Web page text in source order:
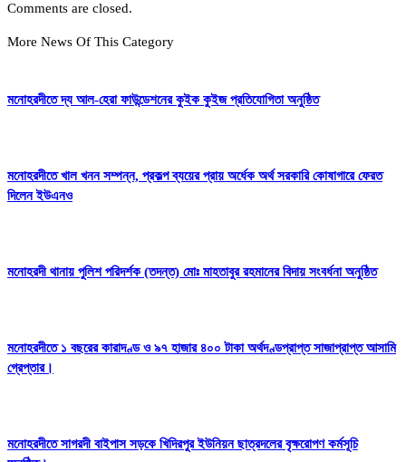
Comments are closed.
More News Of This Category
মনোহরদীতে দ্য আল-হেরা ফাউন্ডেশনের কুইক কুইজ প্রতিযোগিতা অনুষ্ঠিত
মনোহরদীতে খাল খনন সম্পন্ন, প্রকল্প ব্যয়ের প্রায় অর্ধেক অর্থ সরকারি কোষাগারে ফেরত
দিলেন ইউএনও
মনোহরদী থানায় পুলিশ পরিদর্শক (তদন্ত) মোঃ মাহতাবুর রহমানের বিদায় সংবর্ধনা অনুষ্ঠিত
মনোহরদীতে ১ বছরের কারাদণ্ড ও ৯৭ হাজার ৪০০ টাকা অর্থদণ্ডপ্রাপ্ত সাজাপ্রাপ্ত আসামি
গ্রেপ্তার।
মনোহরদীতে সাগরদী বাইপাস সড়কে খিদিরপুর ইউনিয়ন ছাত্রদলের বৃক্ষরোপণ কর্মসূচি